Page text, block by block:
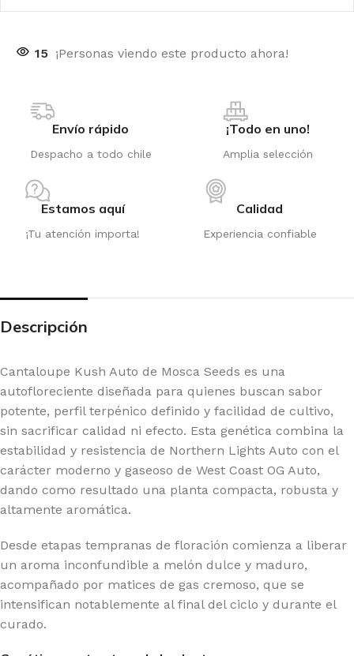
15 ¡Personas viendo este producto ahora!
Envío rápido
Despacho a todo chile
¡Todo en uno!
Amplia selección
Estamos aquí
¡Tu atención importa!
Calidad
Experiencia confiable
Descripción
Cantaloupe Kush Auto de Mosca Seeds es una
autofloreciente diseñada para quienes buscan sabor
potente, perfil terpénico definido y facilidad de cultivo,
sin sacrificar calidad ni efecto. Esta genética combina la
estabilidad y resistencia de Northern Lights Auto con el
carácter moderno y gaseoso de West Coast OG Auto,
dando como resultado una planta compacta, robusta y
altamente aromática.
Desde etapas tempranas de floración comienza a liberar
un aroma inconfundible a melón dulce y maduro,
acompañado por matices de gas cremoso, que se
intensifican notablemente al final del ciclo y durante el
curado.